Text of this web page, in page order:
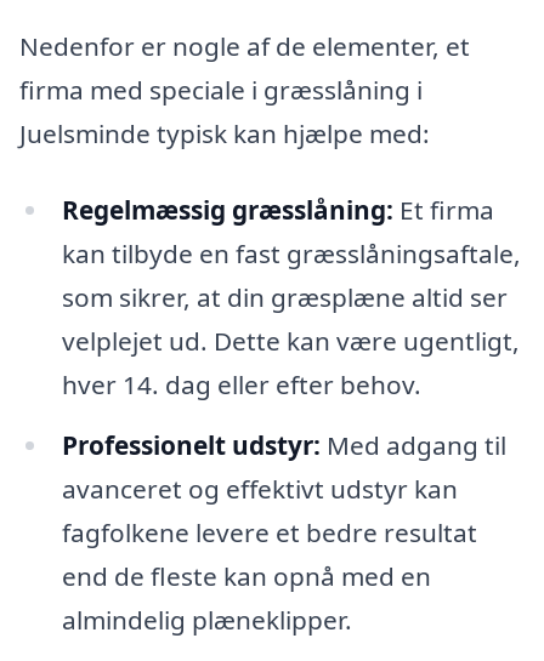
Nedenfor er nogle af de elementer, et
firma med speciale i græsslåning i
Juelsminde typisk kan hjælpe med:
Regelmæssig græsslåning: Et firma
kan tilbyde en fast græsslåningsaftale,
som sikrer, at din græsplæne altid ser
velplejet ud. Dette kan være ugentligt,
hver 14. dag eller efter behov.
Professionelt udstyr: Med adgang til
avanceret og effektivt udstyr kan
fagfolkene levere et bedre resultat
end de fleste kan opnå med en
almindelig plæneklipper.